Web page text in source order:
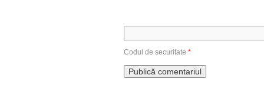
Codul de securitate *